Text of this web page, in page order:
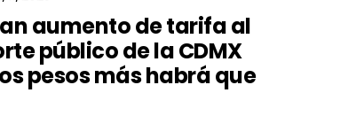
aumento de tarifa al
público de la CDMX
pesos más habrá que